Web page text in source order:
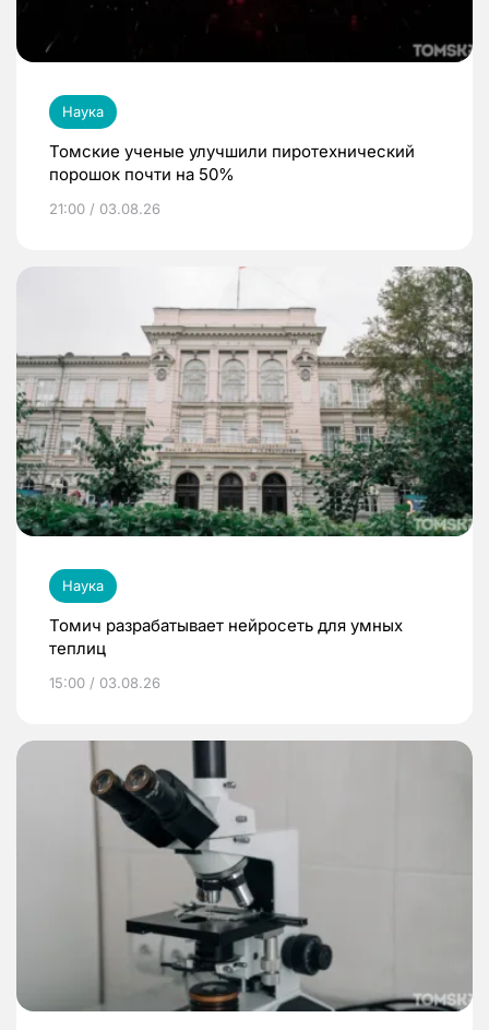
Наука
Томские ученые улучшили пиротехнический
порошок почти на 50%
21:00 / 03.08.26
Наука
Томич разрабатывает нейросеть для умных
теплиц
15:00 / 03.08.26